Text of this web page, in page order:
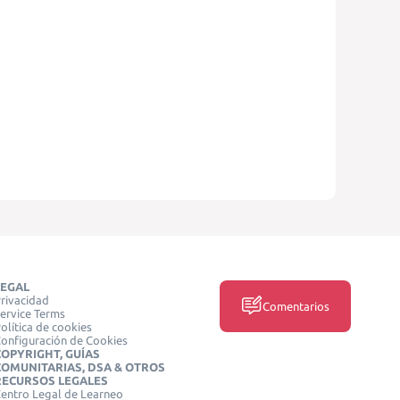
Terms
de cookies
de Cookies
GUÍAS
DSA & OTROS
LEGALES
Legal de Learneo
Comentarios